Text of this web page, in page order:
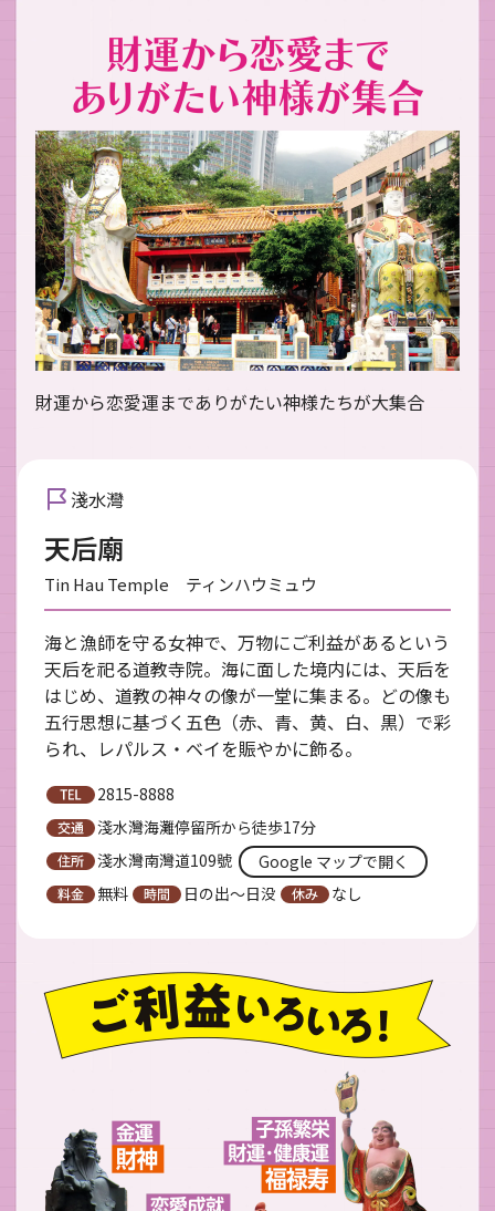
財運から恋愛運までありがたい神様たちが大集合
淺水灣
天后廟
Tin Hau Temple ティンハウミュウ
海と漁師を守る女神で、万物にご利益があるという
天后を祀る道教寺院。海に面した境内には、天后を
はじめ、道教の神々の像が一堂に集まる。どの像も
五行思想に基づく五色（赤、青、黄、白、黒）で彩
られ、レパルス・ベイを賑やかに飾る。
2815-8888
淺水灣海灘停留所から徒歩17分
淺水灣南灣道109號
Google マップで開く
無料
日の出～日没 なし